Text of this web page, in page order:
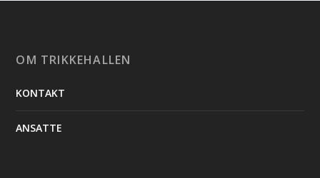
OM TRIKKEHALLEN
KONTAKT
ANSATTE